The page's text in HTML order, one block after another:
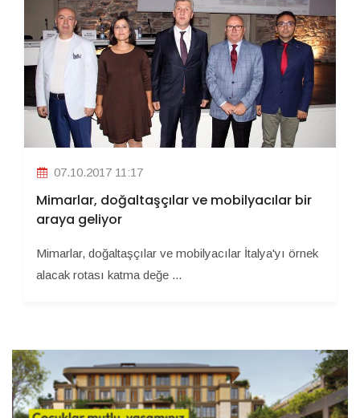
07.10.2017 11:17
Mimarlar, doğaltaşçılar ve mobilyacılar bir
araya geliyor
Mimarlar, doğaltaşçılar ve mobilyacılar İtalya'yı örnek
alacak rotası katma değe ...